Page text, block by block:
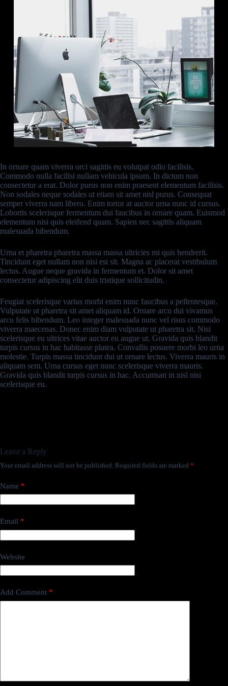
In ornare quam viverra orci sagittis eu volutpat odio facilisis.
Commodo nulla facilisi nullam vehicula ipsum. In dictum non
consectetur a erat. Dolor purus non enim praesent elementum facilisis.
Non sodales neque sodales ut etiam sit amet nisl purus. Consequat
semper viverra nam libero. Enim tortor at auctor urna nunc id cursus.
Lobortis scelerisque fermentum dui faucibus in ornare quam. Euismod
elementum nisi quis eleifend quam. Sapien nec sagittis aliquam
malesuada bibendum.
Urna et pharetra pharetra massa massa ultricies mi quis hendrerit.
Tincidunt eget nullam non nisi est sit. Magna ac placerat vestibulum
lectus. Augue neque gravida in fermentum et. Dolor sit amet
consectetur adipiscing elit duis tristique sollicitudin.
Feugiat scelerisque varius morbi enim nunc faucibus a pellentesque.
Vulputate ut pharetra sit amet aliquam id. Ornare arcu dui vivamus
arcu felis bibendum. Leo integer malesuada nunc vel risus commodo
viverra maecenas. Donec enim diam vulputate ut pharetra sit. Nisi
scelerisque eu ultrices vitae auctor eu augue ut. Gravida quis blandit
turpis cursus in hac habitasse platea. Convallis posuere morbi leo urna
molestie. Turpis massa tincidunt dui ut ornare lectus. Viverra mauris in
aliquam sem. Urna cursus eget nunc scelerisque viverra mauris.
Gravida quis blandit turpis cursus in hac. Accumsan in nisl nisi
scelerisque eu.
Leave a Reply
Your email address will not be published. Required fields are marked *
Name *
Email *
Website
Add Comment *